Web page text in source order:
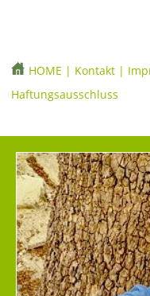
HOME | Kontakt |
Haftungsausschluss